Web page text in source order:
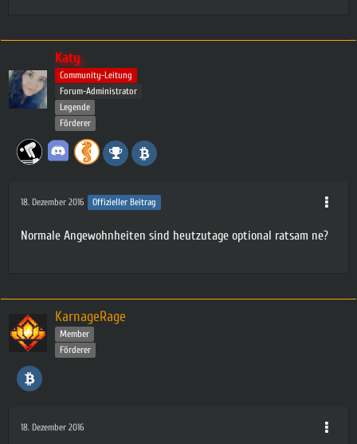
Katy
Community-Leitung
Forum-Administrator
Legende
Förderer
18. Dezember 2016 Offizieller Beitrag
Normale Angewohnheiten sind heutzutage optional ratsam ne?
KarnageRage
Member
Förderer
18. Dezember 2016